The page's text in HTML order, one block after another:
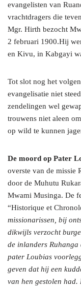
evangelisten van
vrachtdragers die
Mgr. Hirth bezocht
2 februari 1900.Hij
en Kivu, in Kabgayi
Tot slot nog het
evangelisatie niet
zendelingen wel
trouwens niet aleen
op wild te kunnen
De moord op Pater
overste van de missie
door de Muhutu
Mwami Musinga. De
“Historique et
missionarissen, bij
dikwijls verzocht
de inlanders
pater Loubias
geven dat hij een
van hen gestolen had.